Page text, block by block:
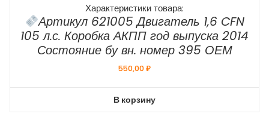
Характеристики товара:
Артикул 621005 Двигатель 1,6 CFN
105 л.с. Коробка АКПП год выпуска 2014
Состояние бу вн. номер 395 ОЕМ
550,00₽
В корзину